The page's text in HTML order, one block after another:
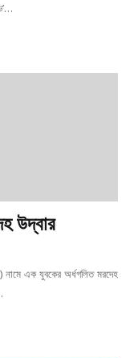
উদ্বার
নামে এক যুবকের অর্ধগলিত মরদেহ